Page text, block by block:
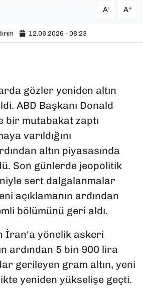
A- A+
12.06.2026 - 08:23
gözler yeniden altın
ABD Başkanı Donald
bir mutabakat zaptı
varıldığını
altın piyasasında
Son günlerde jeopolitik
sert dalgalanmalar
açıklamanın ardından
bölümünü geri aldı.
İran'a yönelik askeri
ardından 5 bin 900 lira
gerileyen gram altın, yeni
yeniden yükselişe geçti.